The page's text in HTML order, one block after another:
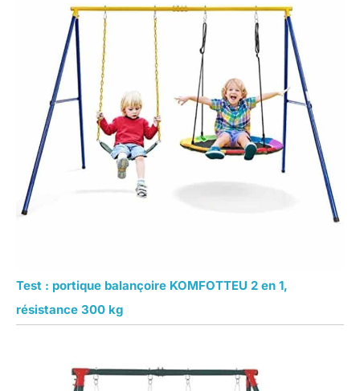
Test : portique balançoire KOMFOTTEU 2 en 1,
résistance 300 kg